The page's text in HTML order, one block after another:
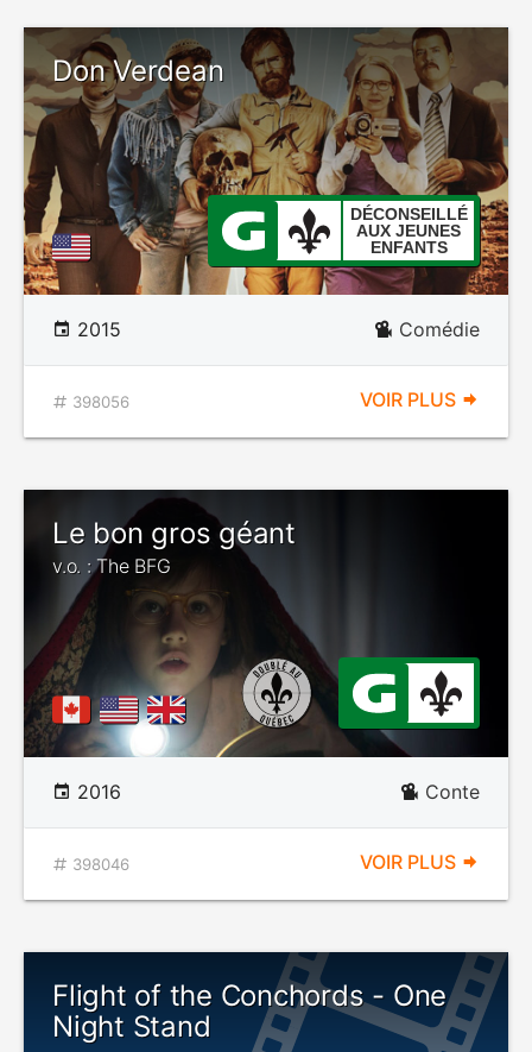
Don Verdean
DÉCONSEILLÉ
AUX JEUNES
ENFANTS
2015 Comédie
398056 VOIR PLUS
Le bon gros géant
v.o. : The BFG
2016 Conte
398046 VOIR PLUS
Flight of the Conchords - One
Night Stand